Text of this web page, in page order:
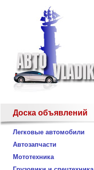
Доска объявлений
Легковые автомобили
Автозапчасти
Мототехника